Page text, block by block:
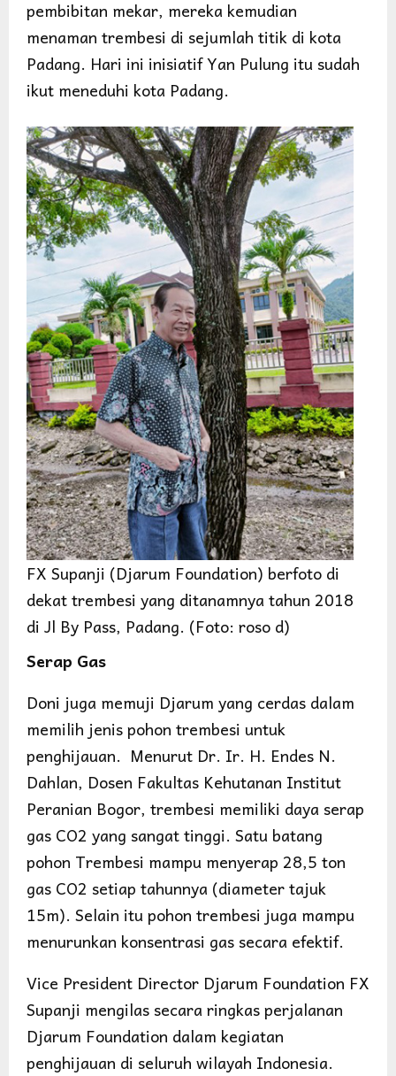
pembibitan mekar, mereka kemudian
menaman trembesi di sejumlah titik di kota
Padang. Hari ini inisiatif Yan Pulung itu sudah
ikut meneduhi kota Padang.
FX Supanji (Djarum Foundation) berfoto di
dekat trembesi yang ditanamnya tahun 2018
di Jl By Pass, Padang. (Foto: roso d)
Serap Gas
Doni juga memuji Djarum yang cerdas dalam
memilih jenis pohon trembesi untuk
penghijauan. Menurut Dr. Ir. H. Endes N.
Dahlan, Dosen Fakultas Kehutanan Institut
Peranian Bogor, trembesi memiliki daya serap
gas CO2 yang sangat tinggi. Satu batang
pohon Trembesi mampu menyerap 28,5 ton
gas CO2 setiap tahunnya (diameter tajuk
15m). Selain itu pohon trembesi juga mampu
menurunkan konsentrasi gas secara efektif.
Vice President Director Djarum Foundation FX
Supanji mengilas secara ringkas perjalanan
Djarum Foundation dalam kegiatan
penghijauan di seluruh wilayah Indonesia.